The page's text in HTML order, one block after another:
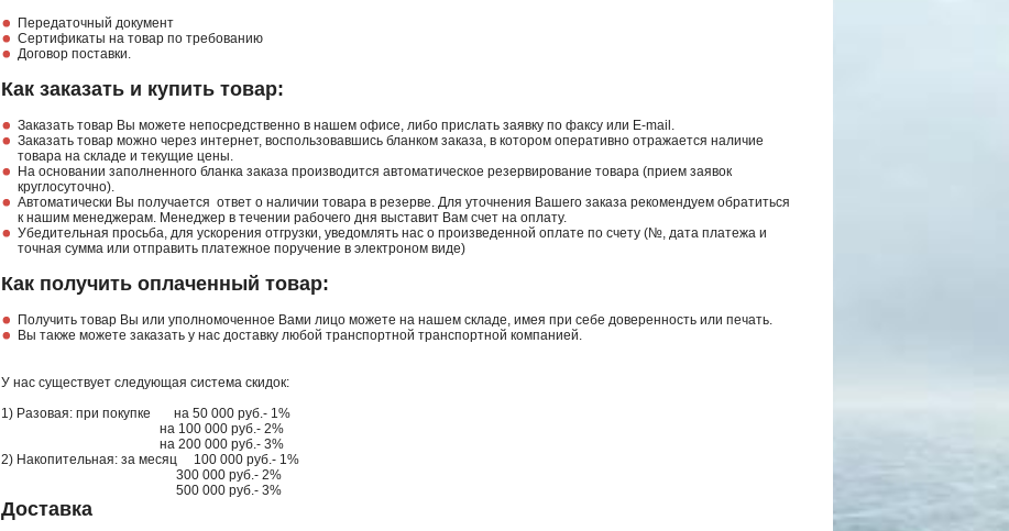
Передаточный документ
Сертификаты на товар по требованию
Договор поставки.
Как заказать и купить товар:
Заказать товар Вы можете непосредственно в нашем офисе, либо прислать заявку по факсу или E-mail.
Заказать товар можно через интернет, воспользовавшись бланком заказа, в котором оперативно отражается наличие
товара на складе и текущие цены.
На основании заполненного бланка заказа производится автоматическое резервирование товара (прием заявок
круглосуточно).
Автоматически Вы получается ответ о наличии товара в резерве. Для уточнения Вашего заказа рекомендуем обратиться
к нашим менеджерам. Менеджер в течении рабочего дня выставит Вам счет на оплату.
Убедительная просьба, для ускорения отгрузки, уведомлять нас о произведенной оплате по счету (№, дата платежа и
точная сумма или отправить платежное поручение в электроном виде)
Как получить оплаченный товар:
Получить товар Вы или уполномоченное Вами лицо можете на нашем складе, имея при себе доверенность или печать.
Вы также можете заказать у нас доставку любой транспортной транспортной компанией.
У нас существует следующая система скидок:
1) Разовая: при покупке на 50 000 руб.- 1%
на 100 000 руб.- 2%
на 200 000 руб.- 3%
2) Накопительная: за месяц 100 000 руб.- 1%
300 000 руб.- 2%
500 000 руб.- 3%
Доставка